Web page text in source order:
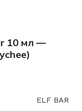
10 мл —
ELF BAR